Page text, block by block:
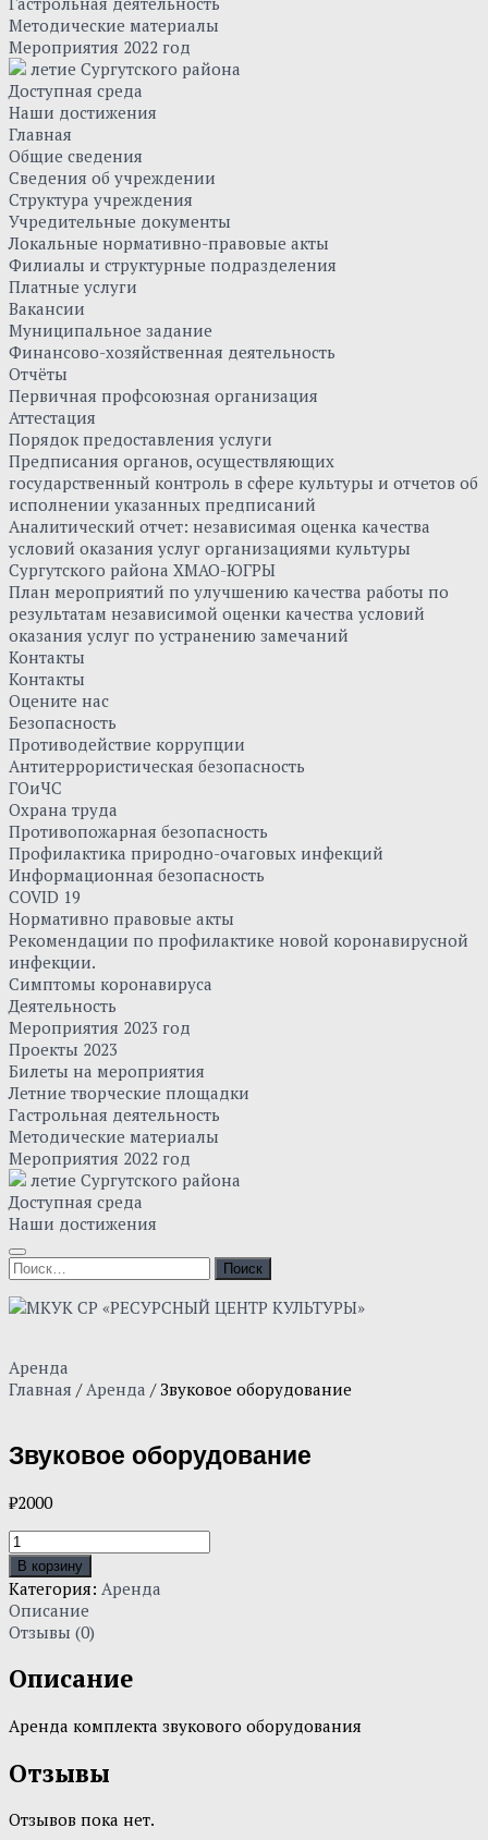
Методические материалы
Мероприятия 2022 год
летие Сургутского района
Доступная среда
Наши достижения
Главная
Общие сведения
Сведения об учреждении
Структура учреждения
Учредительные документы
Локальные нормативно-правовые акты
Филиалы и структурные подразделения
Платные услуги
Вакансии
Муниципальное задание
Финансово-хозяйственная деятельность
Отчёты
Первичная профсоюзная организация
Аттестация
Порядок предоставления услуги
Предписания органов, осуществляющих
государственный контроль в сфере культуры и отчетов об
исполнении указанных предписаний
Аналитический отчет: независимая оценка качества
условий оказания услуг организациями культуры
Сургутского района ХМАО-ЮГРЫ
План мероприятий по улучшению качества работы по
результатам независимой оценки качества условий
оказания услуг по устранению замечаний
Контакты
Контакты
Оцените нас
Безопасность
Противодействие коррупции
Антитеррористическая безопасность
ГОиЧС
Охрана труда
Противопожарная безопасность
Профилактика природно-очаговых инфекций
Информационная безопасность
COVID 19
Нормативно правовые акты
Рекомендации по профилактике новой коронавирусной
инфекции.
Симптомы коронавируса
Деятельность
Мероприятия 2023 год
Проекты 2023
Билеты на мероприятия
Летние творческие площадки
Гастрольная деятельность
Методические материалы
Мероприятия 2022 год
летие Сургутского района
Доступная среда
Наши достижения
Найти:
Аренда
Главная /Аренда / Звуковое оборудование
Звуковое оборудование
₽2000
Количество
товара
Звуковое
оборудование
В корзину
Категория: Аренда
Описание
Отзывы (0)
Описание
Аренда комплекта звукового оборудования
Отзывы
Отзывов пока нет.